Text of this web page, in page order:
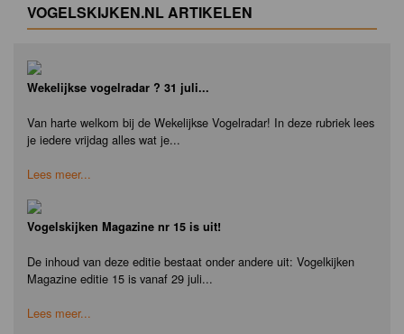
VOGELSKIJKEN.NL ARTIKELEN
Wekelijkse vogelradar ? 31 juli...
Van harte welkom bij de Wekelijkse Vogelradar! In deze rubriek lees
je iedere vrijdag alles wat je...
Lees meer...
Vogelskijken Magazine nr 15 is uit!
De inhoud van deze editie bestaat onder andere uit: Vogelkijken
Magazine editie 15 is vanaf 29 juli...
Lees meer...